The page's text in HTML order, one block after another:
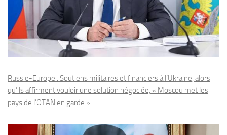
Russie-Europe : Soutiens militaires et financiers à l’Ukraine, alors
qu’ils affirment vouloir une solution négociée, « Moscou met les
pays de l’OTAN en garde »